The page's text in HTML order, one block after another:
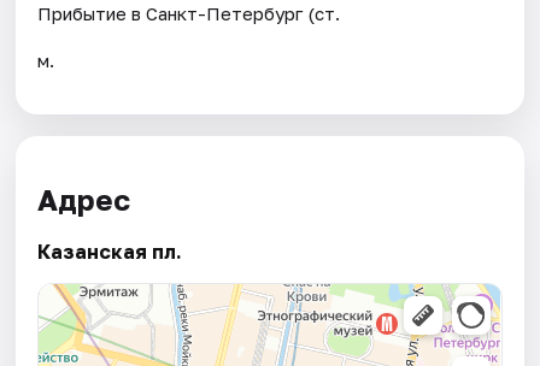
Прибытие в Санкт-Петербург (ст.
м.
Адрес
Казанская пл.